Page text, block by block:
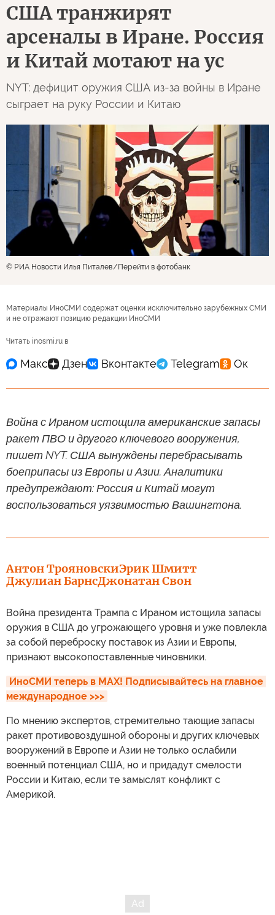
США транжирят
арсеналы в Иране. Россия
и Китай мотают на ус
NYT: дефицит оружия США из-за войны в Иране
сыграет на руку России и Китаю
© РИА Новости Илья Питалев Перейти в фотобанк
Материалы ИноСМИ содержат оценки исключительно зарубежных СМИ
и не отражают позицию редакции ИноСМИ
Читать inosmi.ru в
Война с Ираном истощила американские запасы
ракет ПВО и другого ключевого вооружения,
пишет NYT. США вынуждены перебрасывать
боеприпасы из Европы и Азии. Аналитики
предупреждают: Россия и Китай могут
воспользоваться уязвимостью Вашингтона.
Антон ТрояновскиЭрик Шмитт
Джулиан БарнсДжонатан Свон
Война президента Трампа с Ираном истощила запасы
оружия в США до угрожающего уровня и уже повлекла
за собой переброску поставок из Азии и Европы,
признают высокопоставленные чиновники.
ИноСМИ теперь в MAX! Подписывайтесь на главное
международное >>>
По мнению экспертов, стремительно тающие запасы
ракет противовоздушной обороны и других ключевых
вооружений в Европе и Азии не только ослабили
военный потенциал США, но и придадут смелости
России и Китаю, если те замыслят конфликт с
Америкой.